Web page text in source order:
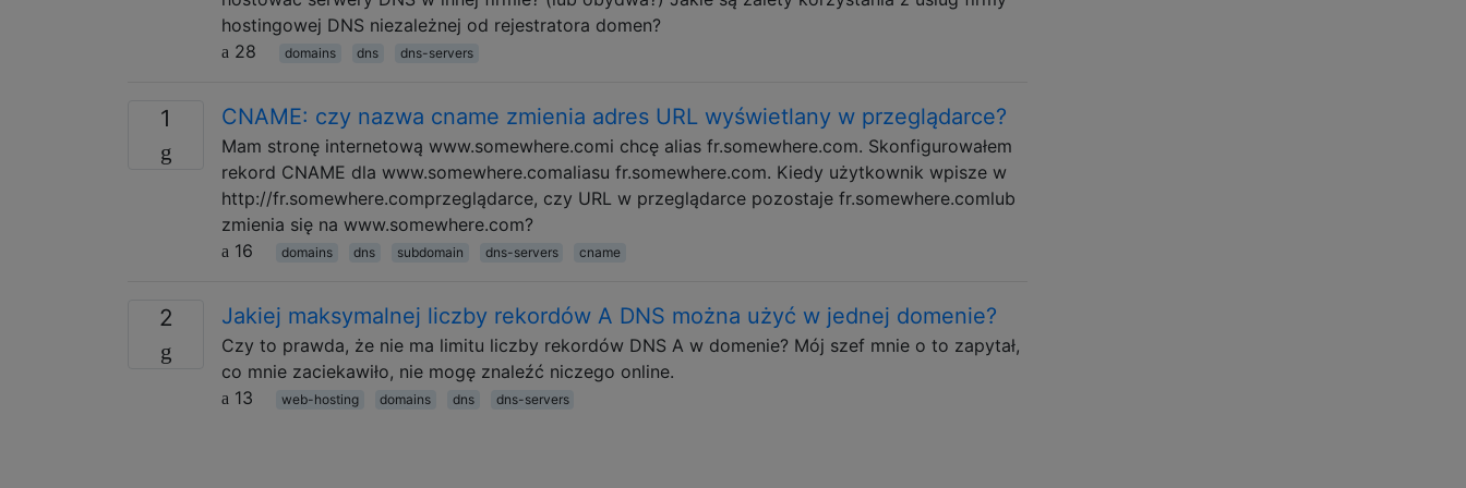
hostingowej DNS niezależnej od rejestratora domen?
28
domains dns dns-servers
1 CNAME: czy nazwa cname zmienia adres URL wyświetlany w przeglądarce?
Mam stronę internetową www.somewhere.comi chcę alias fr.somewhere.com. Skonfigurowałem
rekord CNAME dla www.somewhere.comaliasu fr.somewhere.com. Kiedy użytkownik wpisze w
http://fr.somewhere.comprzeglądarce, czy URL w przeglądarce pozostaje fr.somewhere.comlub
zmienia się na www.somewhere.com?
16
domains dns subdomain dns-servers cname
2 Jakiej maksymalnej liczby rekordów A DNS można użyć w jednej domenie?
Czy to prawda, że ​​nie ma limitu liczby rekordów DNS A w domenie? Mój szef mnie o to zapytał,
co mnie zaciekawiło, nie mogę znaleźć niczego online.
13
web-hosting domains dns dns-servers